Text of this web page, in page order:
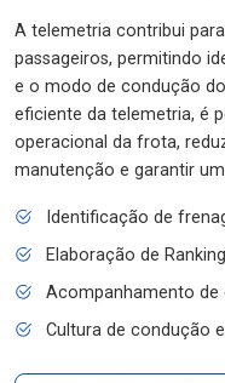
A telemetria contribui
passageiros, permitindo
e o modo de condução
eficiente da telemetria, é
operacional da frota,
manutenção e garantir
Identificação de
Elaboração de
Acompanhamento
Cultura de condução